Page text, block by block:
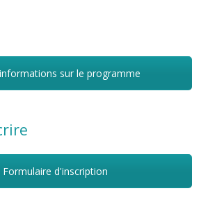
sur le programme
Formulaire d'inscription